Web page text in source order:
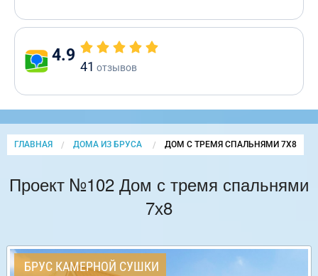
4.9
41 отзывов
ГЛАВНАЯ ДОМА ИЗ БРУСА CURRENT:
ДОМ С ТРЕМЯ СПАЛЬНЯМИ 7Х8
Проект №102 Дом с тремя спальнями
7х8
БРУС КАМЕРНОЙ СУШКИ